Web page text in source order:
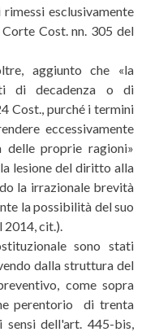
esclusivamente
Cost. nn. 305 del
aggiunto che «la
di decadenza o di
Cost., purché i termini
eccessivamente
proprie ragioni»
lesione del diritto alla
la irrazionale brevità
la possibilità del suo
2014, cit.).
sono stati
dalla struttura del
come sopra
perentorio di trenta
dell'art. 445-bis,